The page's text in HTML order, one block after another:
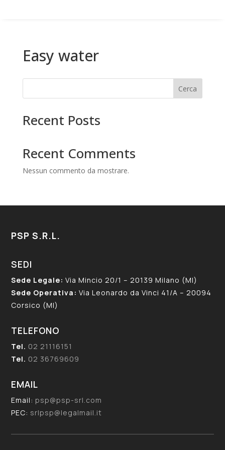
Easy water
Cerca
Recent Posts
Recent Comments
Nessun commento da mostrare.
PSP S.R.L.
SEDI
Sede Legale: Via Mincio 20/1 – 20139 Milano (MI)
Sede Operativa: Via Leonardo da Vinci 41/A – 20094
Corsico (MI)
TELEFONO
Tel. 02 21116151
Tel. 02 36769609
EMAIL
Email:psp@psp-srl.com
PEC: srlpsp@legalmail.it